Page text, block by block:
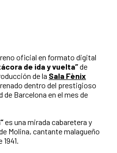
oficial en formato digital
de ida y vuelta”de
de la Sala Fènix
dentro del prestigioso
de Barcelona en el mes de
es una mirada cabaretera y
Molina, cantante malagueño